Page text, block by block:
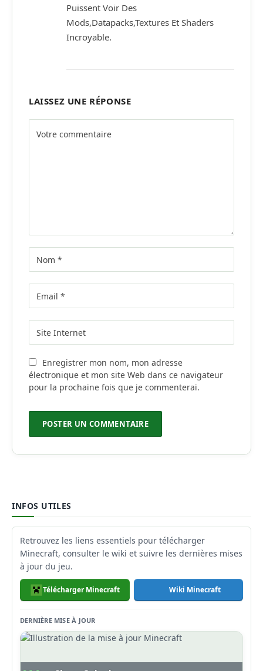
Puissent Voir Des
Mods,Datapacks,Textures Et Shaders
Incroyable.
LAISSEZ UNE RÉPONSE
Enregistrer mon nom, mon adresse
électronique et mon site Web dans ce navigateur
pour la prochaine fois que je commenterai.
INFOS UTILES
Retrouvez les liens essentiels pour télécharger
Minecraft, consulter le wiki et suivre les dernières mises
à jour du jeu.
Télécharger Minecraft Wiki Minecraft
DERNIÈRE MISE À JOUR